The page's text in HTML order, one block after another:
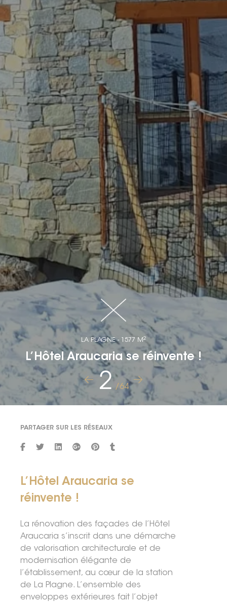
LA PLAGNE - 1577 M2
L’Hôtel Araucaria se réinvente !
2 /64
PARTAGER SUR LES RÉSEAUX
L’Hôtel Araucaria se
réinvente !
La rénovation des façades de l’Hôtel
Araucaria s’inscrit dans une démarche
de valorisation architecturale et de
modernisation élégante de
l’établissement, au cœur de la station
de La Plagne. L’ensemble des
enveloppes extérieures fait l’objet